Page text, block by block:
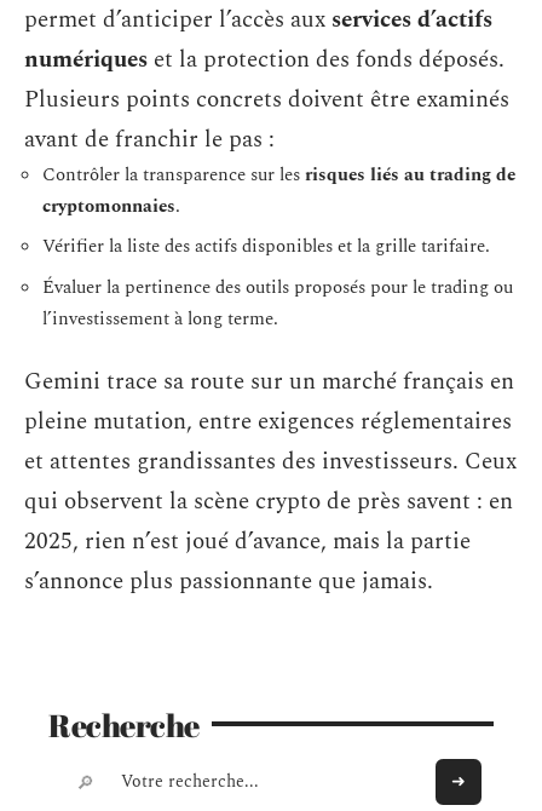
permet d’anticiper l’accès aux services d’actifs
numériques et la protection des fonds déposés.
Plusieurs points concrets doivent être examinés
avant de franchir le pas :
Contrôler la transparence sur lesrisques liés au trading de
cryptomonnaies.
Vérifier la liste des actifs disponibles et la grille tarifaire.
Évaluer la pertinence des outils proposés pour le trading ou
l’investissement à long terme.
Gemini trace sa route sur un marché français en
pleine mutation, entre exigences réglementaires
et attentes grandissantes des investisseurs. Ceux
qui observent la scène crypto de près savent : en
2025, rien n’est joué d’avance, mais la partie
s’annonce plus passionnante que jamais.
Recherche